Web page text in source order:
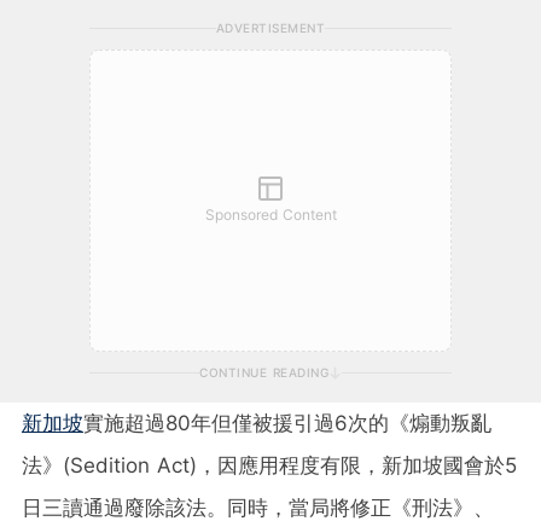
ADVERTISEMENT
Sponsored Content
CONTINUE READING
新加坡實施超過80年但僅被援引過6次的《煽動叛亂
法》(Sedition Act)，因應用程度有限，新加坡國會於5
日三讀通過廢除該法。同時，當局將修正《刑法》、